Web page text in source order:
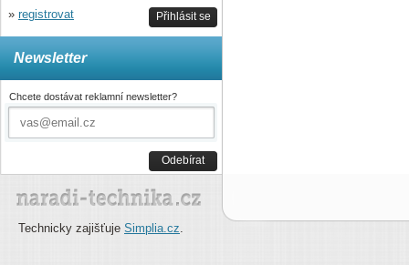
Přihlásit se
» registrovat
Newsletter
Chcete dostávat reklamní newsletter?
Odebírat
Technicky zajišťuje Simplia.cz.